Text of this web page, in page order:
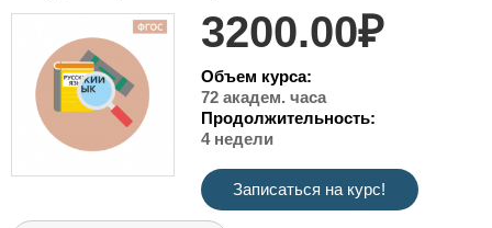
3200.00₽
Объем курса:
72 академ. часа
Продолжительность:
4 недели
Записаться на курс!